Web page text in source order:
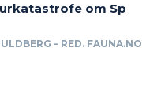
om Sp
– RED. FAUNA.NO